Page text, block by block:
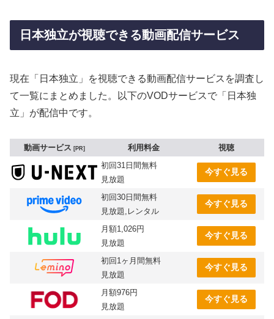
日本独立が視聴できる動画配信サービス
現在「日本独立」を視聴できる動画配信サービスを調査し
て一覧にまとめました。以下のVODサービスで「日本独
立」が配信中です。
動画サービス PR 利用料金
視聴
初回31日間無料
見放題
今すぐ見る
初回30日間無料
見放題,レンタル
今すぐ見る
月額1,026円
見放題
今すぐ見る
初回1ヶ月間無料
見放題
今すぐ見る
月額976円
見放題
今すぐ見る